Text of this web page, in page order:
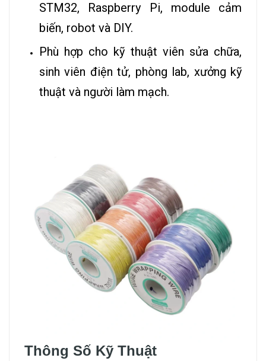
STM32, Raspberry Pi, module cảm
biến, robot và DIY.
Phù hợp cho kỹ thuật viên sửa chữa,
sinh viên điện tử, phòng lab, xưởng kỹ
thuật và người làm mạch.
Thông Số Kỹ Thuật